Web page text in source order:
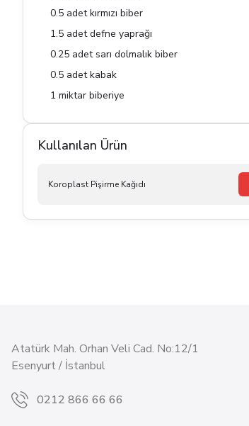
0.5 adet kırmızı biber
1.5 adet defne yaprağı
0.25 adet sarı dolmalık biber
0.5 adet kabak
1 miktar biberiye
Kullanılan Ürün
Koroplast Pişirme Kağıdı
Atatürk Mah. Orhan Veli Cad. No:12/1
Esenyurt / İstanbul
0212 866 66 66